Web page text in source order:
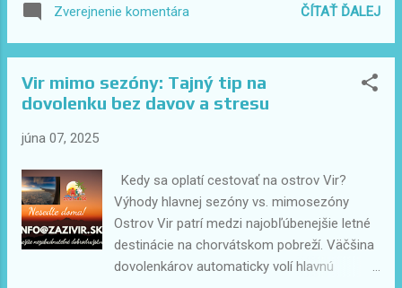
máme dom v Záhrebe. Ten „lu...
– historické mestečko s liečivým bahnom a
romantickými zákutiami Zadar – Morské
dušou Kaštelina – benátska pevnosť s
výhľadom na more Pláž Sapavac – oddych
mesačná krajina a paški syr Loďou okolo
ostrova – zážitok z inej perspektívy Severná
strana ostrova – pokoj a čistá príroda Miesta
s výhľadom na Velebit – dychberúce západy
slnka Tichšie zákutia ostrova – ideálne na
oddych a relax 2. Najlepšie jednodňové výlety
Zverejnenie komentára ČÍTAŤ ĎALEJ
Vir mimo sezóny: Tajný tip na
dovolenku bez davov a stresu
júna 07, 2025
Kedy sa oplatí cestovať na ostrov Vir?
Výhody hlavnej sezóny vs. mimosezóny
Ostrov Vir patrí medzi najobľúbenejšie letné
destinácie na chorvátskom pobreží. Väčšina
dovolenkárov automaticky volí hlavnú